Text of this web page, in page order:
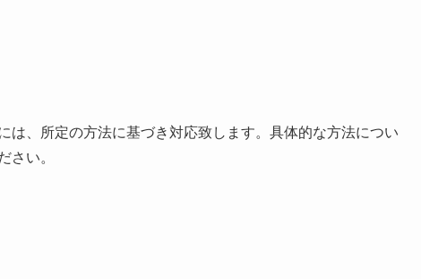
は、所定の方法に基づき対応致します。具体的な方法につい
い。